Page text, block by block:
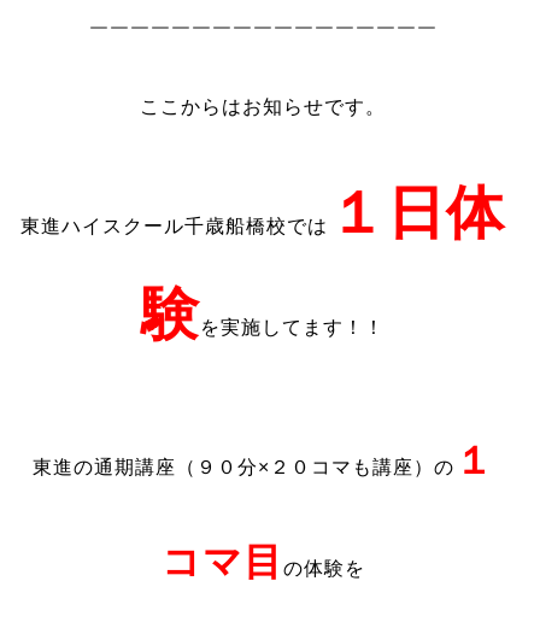
￣￣￣￣￣￣￣￣￣￣￣￣￣￣￣￣￣
ここからはお知らせです。
東進ハイスクール千歳船橋校では
１日体
験を実施してます！！
東進の通期講座（９０分×２０コマも講座）の １
コマ目 の体験を